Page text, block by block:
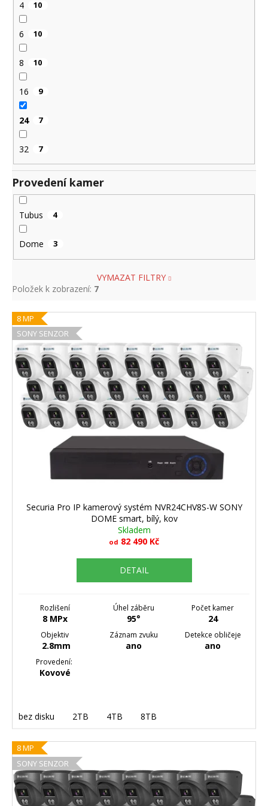
4 10
6 10
8 10
16 9
24 7
32 7
Provedení kamer
Tubus 4
Dome 3
VYMAZAT FILTRY
Položek k zobrazení: 7
V
ý
p
i
8 MP
SONY SENZOR
Securia Pro IP kamerový systém NVR24CHV8S-W SONY
DOME smart, bílý, kov
Skladem
od 82 490 Kč
DETAIL
Rozlišení
8 MPx
Úhel záběru
95°
Počet kamer
24
Objektiv
2.8mm
Záznam zvuku
ano
Detekce obličeje
ano
Provedení:
Kovové
bez disku 2TB 4TB 8TB
8 MP
SONY SENZOR